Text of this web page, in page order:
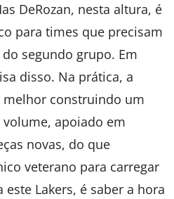
DeRozan, nesta altura, é
para times que precisam
segundo grupo. Em
disso. Na prática, a
construindo um
volume, apoiado em
novas, do que
veterano para carregar
Lakers, é saber a hora